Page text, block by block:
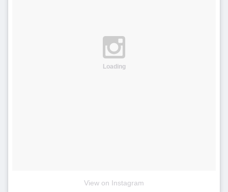
Loading
View on Instagram